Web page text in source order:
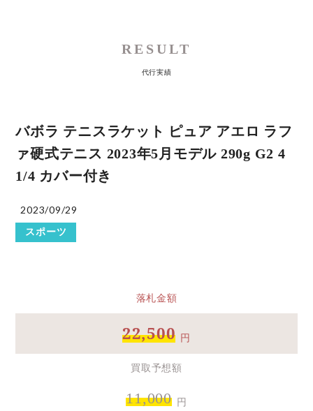
RESULT
代行実績
バボラ テニスラケット ピュア アエロ ラフ
ァ硬式テニス 2023年5月モデル 290g G2 4
1/4 カバー付き
2023/09/29
スポーツ
落札金額
22,500 円
買取予想額
11,000 円